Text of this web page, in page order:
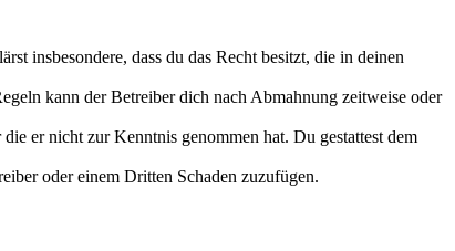
insbesondere, dass du das Recht besitzt, die in deinen
kann der Betreiber dich nach Abmahnung zeitweise oder
er nicht zur Kenntnis genommen hat. Du gestattest dem
oder einem Dritten Schaden zuzufügen.